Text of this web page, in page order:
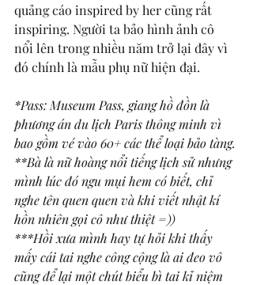
quảng cáo inspired by her cũng rất
inspiring. Người ta bảo hình ảnh cô
nổi lên trong nhiều năm trở lại đây vì
đó chính là mẫu phụ nữ hiện đại.
*Pass: Museum Pass, giang hồ đồn là
phương án du lịch Paris thông minh vì
bao gồm vé vào 60+ các thể loại bảo tàng.
**Bà là nữ hoàng nổi tiếng lịch sử nhưng
mình lúc đó ngu mụi hem có biết, chỉ
nghe tên quen quen và khi viết nhật kí
hồn nhiên gọi cô như thiệt =))
***Hồi xưa mình hay tự hỏi khi thấy
mấy cái tai nghe công cộng là ai đeo vô
cũng để lại một chút biểu bì tai kỉ niệm